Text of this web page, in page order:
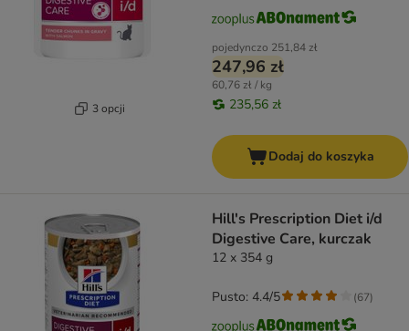
3 opcji
pojedynczo 251,84 zł
247,96 zł
60,76 zł / kg
235,56 zł
Dodaj do koszyka
Hill's Prescription Diet i/d
Digestive Care, kurczak
12 x 354 g
Pusto: 4.4/5 (67)